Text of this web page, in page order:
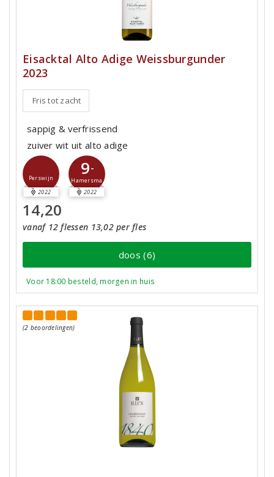
Eisacktal Alto Adige Weissburgunder
2023
Fris tot zacht
sappig & verfrissend
zuiver wit uit alto adige
Perswijn
2022
9-
Hamersma
2022
14,20
vanaf 12 flessen 13,02 per fles
doos (6)
Voor 18:00 besteld, morgen in huis
(2 beoordelingen)